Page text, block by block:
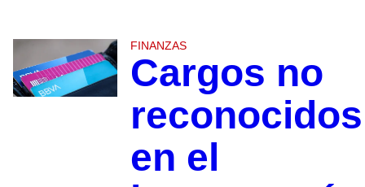
FINANZAS
Cargos no
reconocidos
en el